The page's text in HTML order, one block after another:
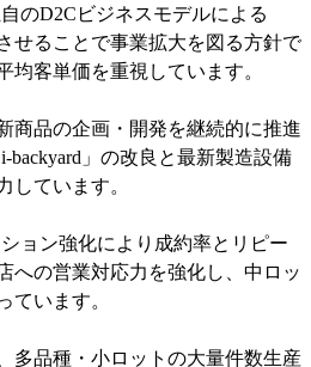
のD2Cビジネスモデルによる
せることで事業拡大を図る方針で
客単価を重視しています。
商品の企画・開発を継続的に推進
」の改良と最新製造設備
ています。
ョン強化により成約率とリピー
への営業対応力を強化し、中ロッ
ています。
多品種・小ロットの大量件数生産